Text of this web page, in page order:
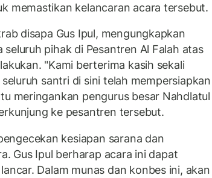
memastikan kelancaran acara tersebut.
disapa Gus Ipul, mengungkapkan
pihak di Pesantren Al Falah atas
"Kami berterima kasih sekali
seluruh santri di sini telah mempersiapkan
meringankan pengurus besar Nahdlatul
ke pesantren tersebut.
kesiapan sarana dan
Gus Ipul berharap acara ini dapat
Dalam munas dan konbes ini, akan